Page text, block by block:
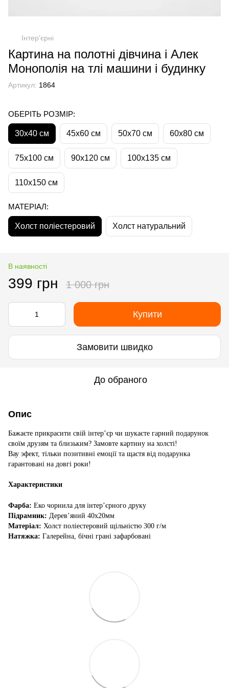
Інтер'єрні
Картина на полотні дівчина і Алек
Монополія на тлі машини і будинку
Артикул: 1864
ОБЕРІТЬ РОЗМІР:
30х40 см 45х60 см 50х70 см 60х80 см
75х100 см 90х120 см 100х135 см
110х150 см
МАТЕРІАЛ:
Холст поліестеровий Холст натуральний
В наявності
399 грн 1 000 грн
Купити
Замовити швидко
До обраного
Опис
Бажаєте прикрасити свій інтер’єр чи шукаєте гарний подарунок
своїм друзям та близьким? Замовте картину на холсті!
Вау эфект, тільки позитивні емоції та щастя від подарунка
гарантовані на довгі роки!
Характеристики
Фарба: Еко чорнила для інтер’єрного друку
Підрамник: Дерев’яний 40х20мм
Матеріал: Холст поліестеровий щільністю 300 г/м
Натяжка: Галерейна, бічні грані зафарбовані